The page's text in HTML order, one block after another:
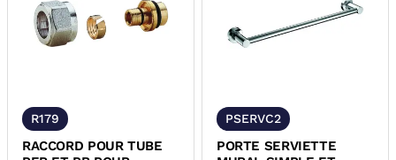
R179
RACCORD POUR TUBE
PSERVC2
PORTE SERVIETTE